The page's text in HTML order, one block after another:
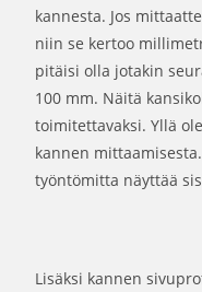
kannesta. Jos
niin se kertoo
pitäisi olla jotakin
100 mm. Näitä
toimitettavaksi. Yllä
kannen
työntömitta näyttää
Lisäksi kannen